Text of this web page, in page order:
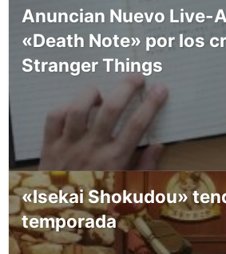
Anuncian Nuevo Live-
«Death Note» por los
Stranger Things
«Isekai Shokudou»
temporada